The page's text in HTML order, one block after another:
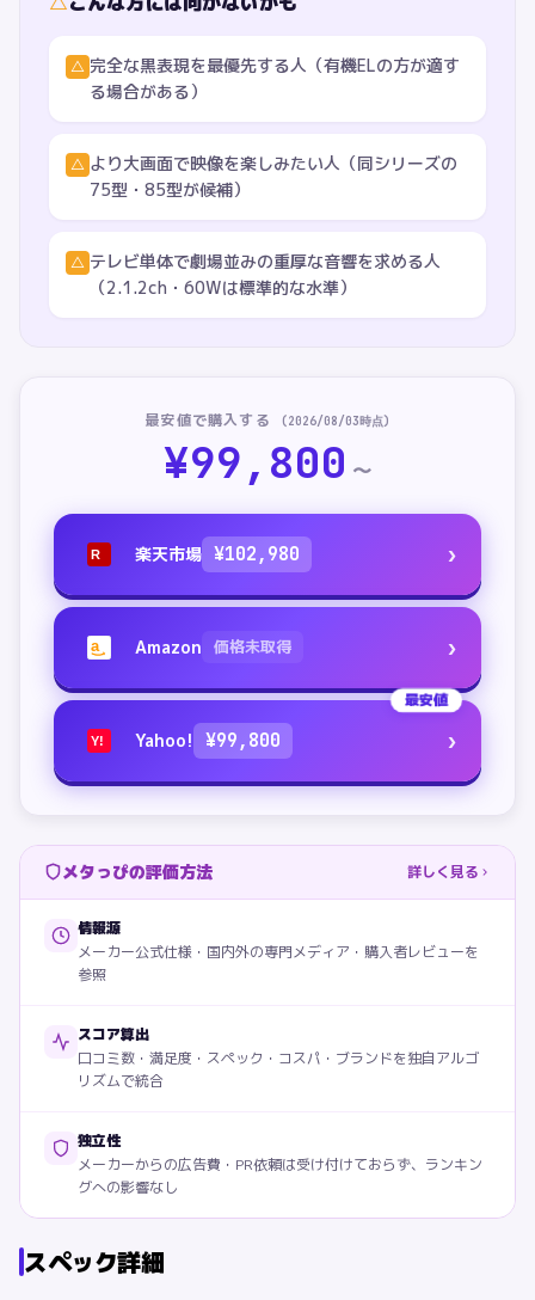
△ 完全な黒表現を最優先する人（有機ELの方が適す
る場合がある）
△ より大画面で映像を楽しみたい人（同シリーズの
75型・85型が候補）
△ テレビ単体で劇場並みの重厚な音響を求める人
（2.1.2ch・60Wは標準的な水準）
最安値で購入する (2026/08/03時点)
¥99,800 〜
R 楽天市場 ¥102,980 ›
a Amazon 価格未取得 ›
最安値
Y! Yahoo! ¥99,800 ›
メタっぴの評価方法 詳しく見る
情報源
メーカー公式仕様・国内外の専門メディア・購入者レビューを
参照
スコア算出
口コミ数・満足度・スペック・コスパ・ブランドを独自アルゴ
リズムで統合
独立性
メーカーからの広告費・PR依頼は受け付けておらず、ランキン
グへの影響なし
スペック詳細